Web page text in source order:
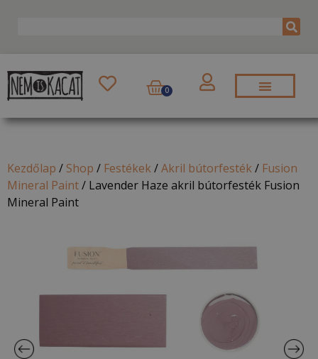
0
Kezdőlap / Shop / Festékek/Akril bútorfesték/ Fusion
Mineral Paint/ Lavender Haze akril bútorfesték Fusion
Mineral Paint